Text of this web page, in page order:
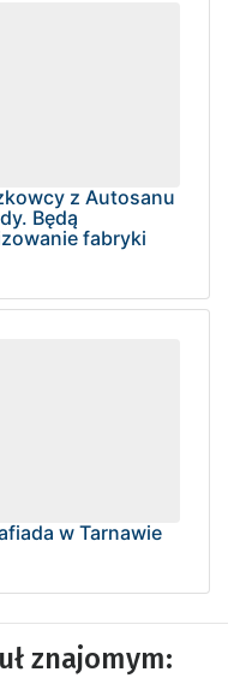
z Autosanu
Będą
fabryki
w Tarnawie
znajomym: